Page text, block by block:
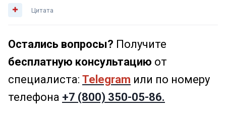
Цитата
Остались вопросы? Получите
бесплатную консультацию от
специалиста: Telegram или по номеру
телефона +7 (800) 350-05-86.